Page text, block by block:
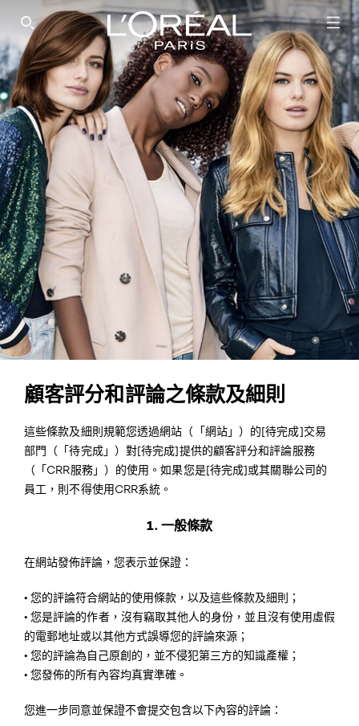
SEARCH THIS SITE
顧客評分和評論之條款及細則
這些條款及細則規範您透過網站（「網站」）的[待完成]交易
部門（「待完成」）對[待完成]提供的顧客評分和評論服務
（「CRR服務」）的使用。如果您是[待完成]或其關聯公司的
員工，則不得使用CRR系統。
1. 一般條款
在網站發佈評論，您表示並保證：
• 您的評論符合網站的使用條款，以及這些條款及細則；
• 您是評論的作者，沒有竊取其他人的身份，並且沒有使用虛假
的電郵地址或以其他方式誤導您的評論來源；
• 您的評論為自己原創的，並不侵犯第三方的知識產權；
• 您發佈的所有內容均真實準確。
您進一步同意並保證不會提交包含以下內容的評論：